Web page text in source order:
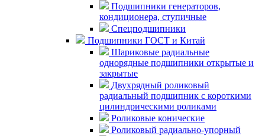
Подшипники генераторов,
кондиционера, ступичные
Спецподшипники
Подшипники ГОСТ и Китай
Шариковые радиальные
однорядные подшипники открытые и
закрытые
Двухрядный роликовый
радиальный подшипник с короткими
цилиндрическими роликами
Роликовые конические
Роликовый радиально-упорный